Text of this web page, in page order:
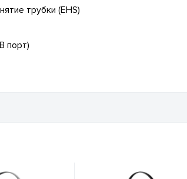
трубки (EHS)
порт)